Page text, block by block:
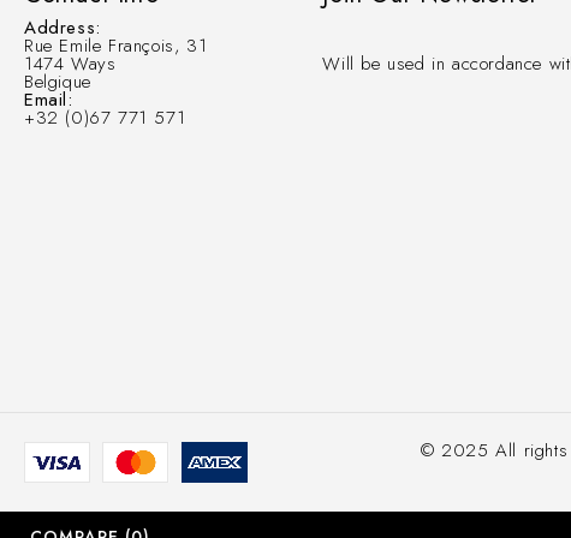
Address:
Rue Emile François, 31
1474 Ways
Belgique
Email:
+32 (0)67 771 571
Will be used in accordance
© 2025 All rights